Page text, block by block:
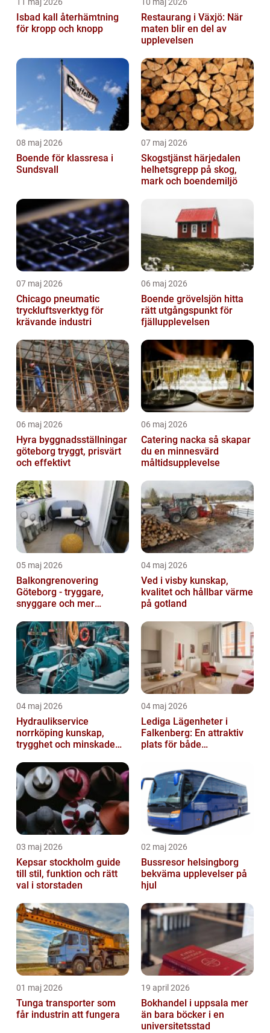
Isbad kall återhämtning
för kropp och knopp
Restaurang i Växjö: När
maten blir en del av
upplevelsen
08 maj 2026
Boende för klassresa i
Sundsvall
07 maj 2026
Skogstjänst härjedalen
helhetsgrepp på skog,
mark och boendemiljö
07 maj 2026
Chicago pneumatic
tryckluftsverktyg för
krävande industri
06 maj 2026
Boende grövelsjön hitta
rätt utgångspunkt för
fjällupplevelsen
06 maj 2026
Hyra byggnadsställningar
göteborg tryggt, prisvärt
och effektivt
06 maj 2026
Catering nacka så skapar
du en minnesvärd
måltidsupplevelse
05 maj 2026
Balkongrenovering
Göteborg - tryggare,
snyggare och mer
04 maj 2026
Ved i visby kunskap,
kvalitet och hållbar värme
på gotland
04 maj 2026
Hydraulikservice
norrköping kunskap,
trygghet och minskade
04 maj 2026
Lediga Lägenheter i
Falkenberg: En attraktiv
plats för både
semesterfirare
03 maj 2026
Kepsar stockholm guide
till stil, funktion och rätt
val i storstaden
02 maj 2026
Bussresor helsingborg
bekväma upplevelser på
hjul
01 maj 2026
Tunga transporter som
får industrin att fungera
19 april 2026
Bokhandel i uppsala mer
än bara böcker i en
universitetsstad